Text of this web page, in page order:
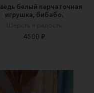
белый перчаточная
игрушка, бибабо.
Шерсть в радость
4500 ₽